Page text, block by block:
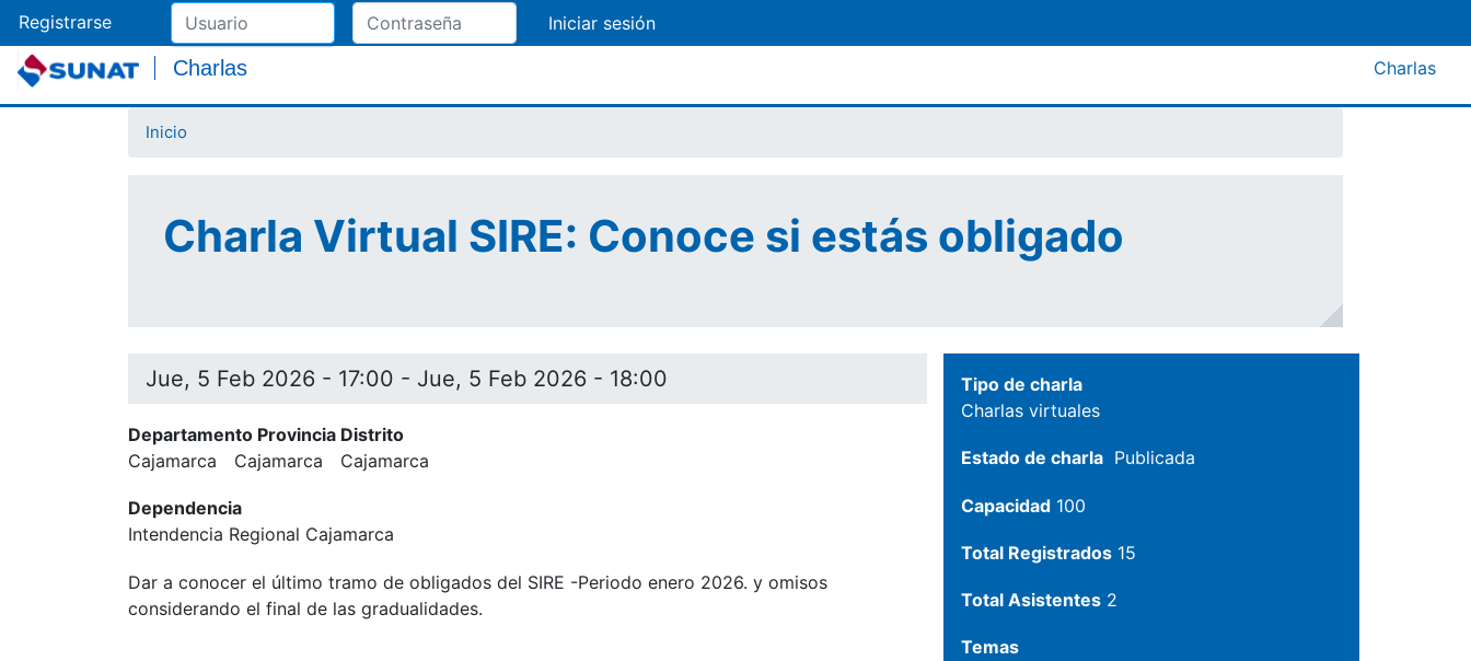
al
Registrarse
Charlas Charlas
Inicio
Charla Virtual SIRE: Conoce si estás obligado
Jue, 5 Feb 2026 - 17:00 - Jue, 5 Feb 2026 - 18:00
Departamento Provincia Distrito
Cajamarca
Cajamarca Cajamarca
Dependencia
Intendencia Regional Cajamarca
Dar a conocer el último tramo de obligados del SIRE -Periodo enero 2026. y omisos
considerando el final de las gradualidades.
Tipo de charla
Charlas virtuales
Estado de charla Publicada
Capacidad 100
Total Registrados 15
Total Asistentes 2
Temas